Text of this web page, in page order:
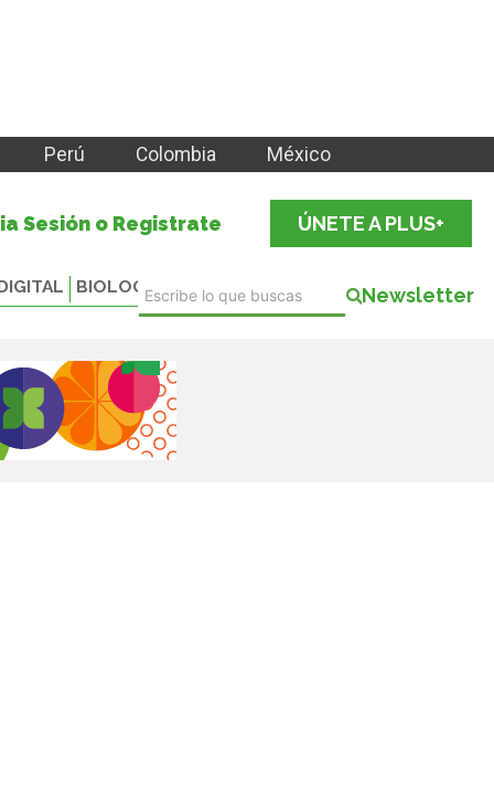
Perú Colombia México
Sesión o Registrate ÚNETE A PLUS+
BIOLOGICALS Newsletter